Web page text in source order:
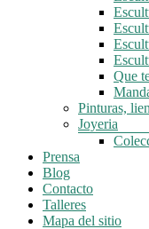
Que
Pinturas,
Joyeria
Prensa
Blog
Contacto
Talleres
Mapa del sitio